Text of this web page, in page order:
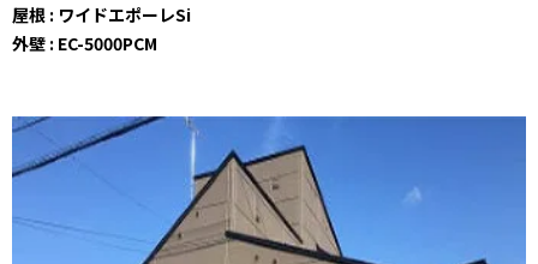
屋根 : ワイドエポーレSi
外壁 : EC-5000PCM